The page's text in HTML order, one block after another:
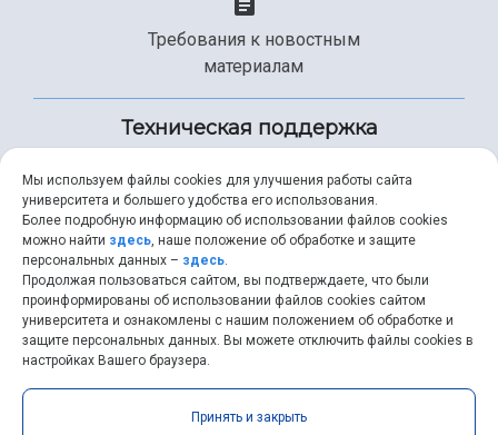
Требования к новостным
материалам
Техническая поддержка
+7 (846) 267-49-99
help@ssau.ru
Самарский университет © 2026 |ssau.ru
Мы используем файлы cookies для улучшения работы сайта
университета и большего удобства его использования.
Более подробную информацию об использовании файлов cookies
можно найти здесь, наше положение об обработке и защите
персональных данных – здесь.
Продолжая пользоваться сайтом, вы подтверждаете, что были
проинформированы об использовании файлов cookies сайтом
университета и ознакомлены с нашим положением об обработке и
защите персональных данных. Вы можете отключить файлы cookies в
настройках Вашего браузера.
Принять и закрыть